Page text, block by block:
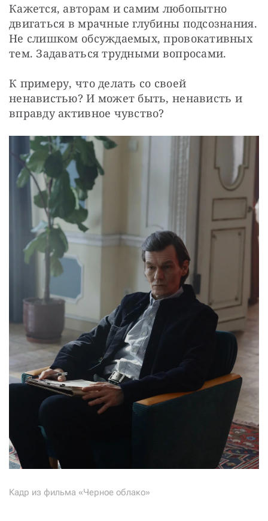
Кажется, авторам и самим любопытно
двигаться в мрачные глубины подсознания.
Не слишком обсуждаемых, провокативных
тем. Задаваться трудными вопросами.
К примеру, что делать со своей
ненавистью? И может быть, ненависть и
вправду активное чувство?
Кадр из фильма «Черное облако»